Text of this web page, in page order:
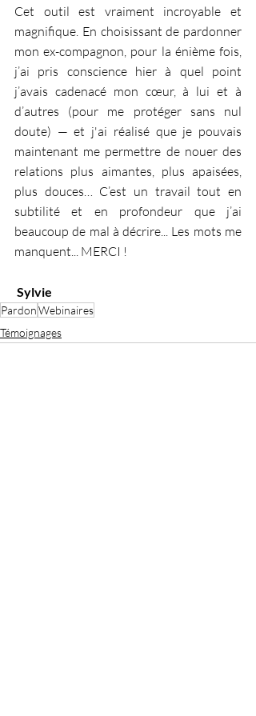
Cet outil est vraiment incroyable et
magnifique. En choisissant de pardonner
mon ex-compagnon, pour la énième fois,
j’ai pris conscience hier à quel point
j’avais cadenacé mon cœur, à lui et à
d’autres (pour me protéger sans nul
doute) — et j'ai réalisé que je pouvais
maintenant me permettre de nouer des
relations plus aimantes, plus apaisées,
plus douces… C’est un travail tout en
subtilité et en profondeur que j’ai
beaucoup de mal à décrire... Les mots me
manquent... MERCI !
Sylvie
PardonWebinaires
Témoignages